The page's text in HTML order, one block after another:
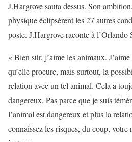
J.Hargrove sauta dessus. Son
physique éclipsèrent les 27 autres
poste. J.Hargrove raconte à l’Orlando
« Bien sûr, j’aime les animaux.
qu’elle procure, mais surtout, la
relation avec un tel animal. Cela a
dangereux. Pas parce que je suis
l’animal est dangereux et plus la
connaissez les risques, du coup, votre